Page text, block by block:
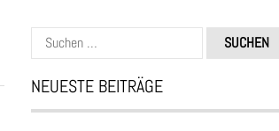
Suchen
nach:
NEUESTE BEITRÄGE